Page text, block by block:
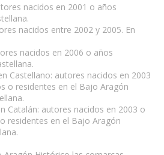
nacidos en 2001 o años
nacidos entre 2002 y 2005. En
nacidos en 2006 o años
Castellano: autores nacidos en 2003
o residentes en el Bajo Aragón
Catalán: autores nacidos en 2003 o
residentes en el Bajo Aragón